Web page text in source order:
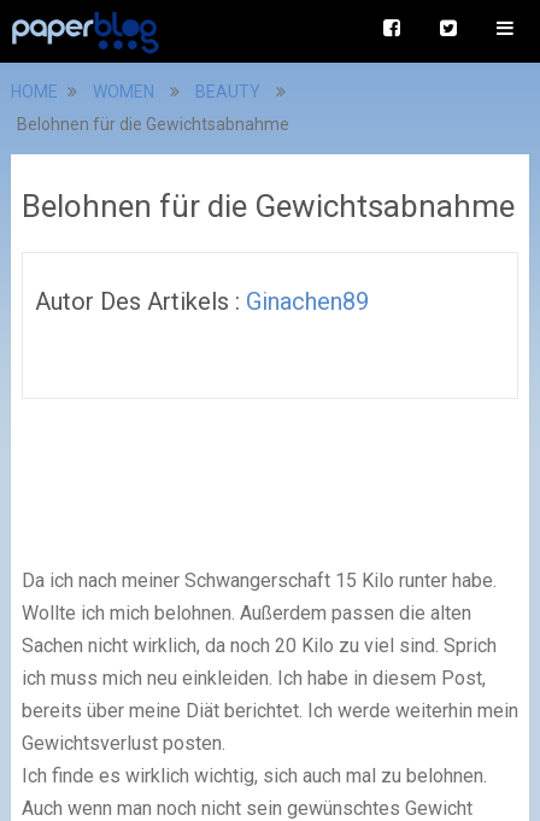
HOME WOMEN
BEAUTY
Belohnen für die Gewichtsabnahme
Belohnen für die Gewichtsabnahme
Autor Des Artikels : Ginachen89
Da ich nach meiner Schwangerschaft 15 Kilo runter habe.
Wollte ich mich belohnen. Außerdem passen die alten
Sachen nicht wirklich, da noch 20 Kilo zu viel sind. Sprich
ich muss mich neu einkleiden. Ich habe in diesem Post,
bereits über meine Diät berichtet. Ich werde weiterhin mein
Gewichtsverlust posten.
Ich finde es wirklich wichtig, sich auch mal zu belohnen.
Auch wenn man noch nicht sein gewünschtes Gewicht